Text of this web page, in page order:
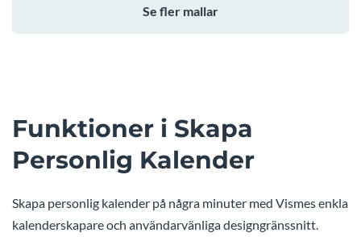
Se fler mallar
Funktioner i Skapa
Personlig Kalender
Skapa personlig kalender på några minuter med Vismes enkla
kalenderskapare och användarvänliga designgränssnitt.